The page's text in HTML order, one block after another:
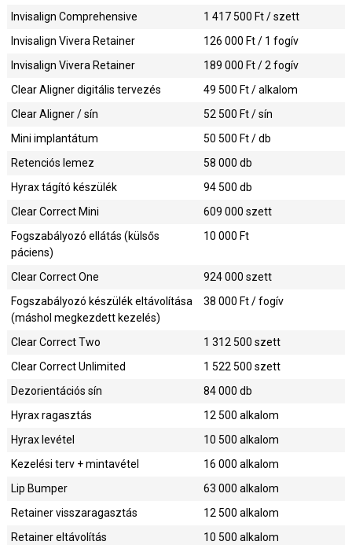
1 417 500 Ft / szett
Invisalign Comprehensive
126 000 Ft / 1 fogív
Invisalign Vivera Retainer
189 000 Ft / 2 fogív
Invisalign Vivera Retainer
49 500 Ft / alkalom
Clear Aligner digitális tervezés
52 500 Ft / sín
Clear Aligner / sín
50 500 Ft / db
Mini implantátum
58 000db
Retenciós lemez
94 500db
Hyrax tágító készülék
609 000szett
Clear Correct Mini
10 000 Ft
Fogszabályozó ellátás (külsős
páciens)
924 000szett
Clear Correct One
38 000 Ft / fogív
Fogszabályozó készülék eltávolítása
(máshol megkezdett kezelés)
1 312 500szett
Clear Correct Two
1 522 500szett
Clear Correct Unlimited
84 000db
Dezorientációs sín
12 500alkalom
Hyrax ragasztás
10 500alkalom
Hyrax levétel
16 000alkalom
Kezelési terv + mintavétel
63 000alkalom
Lip Bumper
12 500alkalom
Retainer visszaragasztás
10 500alkalom
Retainer eltávolítás